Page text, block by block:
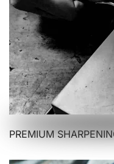
PREMIUM